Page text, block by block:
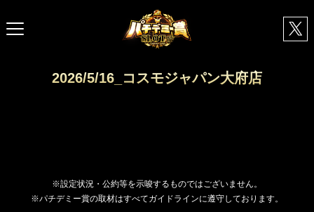
2026/5/16_コスモジャパン大府店
※設定状況・公約等を示唆するものではございません。
※パチデミー賞の取材はすべてガイドラインに遵守しております。